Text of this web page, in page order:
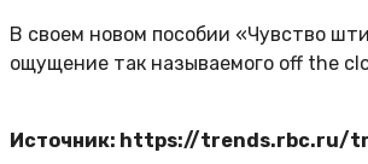
В своем новом пособии «Чувство
ощущение так называемого off the
Источник: https://trends.rbc.ru/